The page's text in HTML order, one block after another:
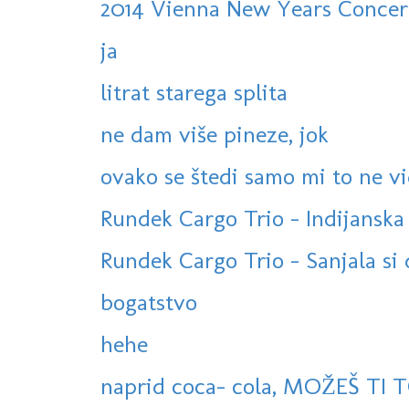
2014 Vienna New Years
ja
litrat starega splita
ne dam više pineze, jok
ovako se štedi samo mi to ne
Rundek Cargo Trio -
Rundek Cargo Trio - Sanjala
bogatstvo
hehe
naprid coca- cola, MOŽEŠ TI